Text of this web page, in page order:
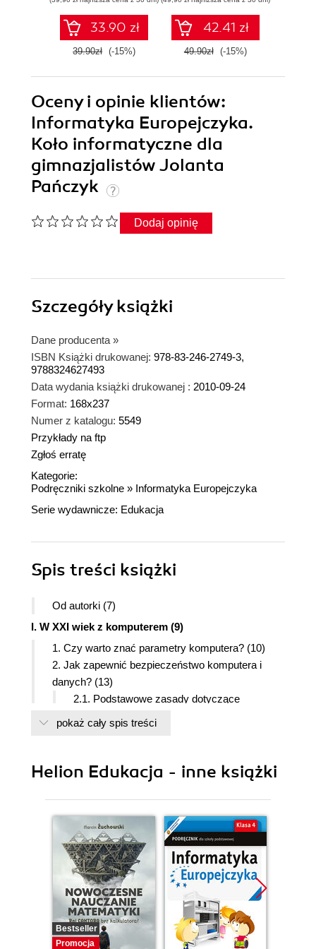
33.90 zł
39.90zł (-15%)
Podręcznik do
nauki zawodu
technik ekonomista
42.41 zł
49.90zł (-15%)
Oceny i opinie klientów:
Informatyka Europejczyka.
Koło informatyczne dla
gimnazjalistów Jolanta
Pańczyk
Dodaj opinię
Szczegółyksiążki
Dane producenta »
ISBN Książki drukowanej: 978-83-246-2749-3,
9788324627493
Data wydania książki drukowanej : 2010-09-24
Format: 168x237
Numer z katalogu: 5549
Przykłady na ftp
Zgłoś erratę
Kategorie:
Podręczniki szkolne » Informatyka Europejczyka
Serie wydawnicze: Edukacja
Spis treści książki
Od autorki (7)
I. W XXI wiek z komputerem (9)
1. Czy warto znać parametry komputera? (10)
2. Jak zapewnić bezpieczeństwo komputera i
danych? (13)
2.1. Podstawowe zasady dotyczące
bezpieczeństwa komputera (13)
2.1.1. Legalne oprogramowanie i
2.1.2. Zapora sieciowa (14)
2.1.3. Programy antywirusowe (14)
2.1.4. Ochrona przed złośliwym
oprogramowaniem (16)
2.1.5. Oprogramowanie antyspamowe
(16)
2.2. Stosowanie haseł (17)
2.3. Szyfrowanie danych (17)
2.4. Skuteczna ochrona danych
przechowywanych na komputerze (19)
II. Internet jako źródło wiedzy i rozrywki (23)
pokaż cały spis treści
Helion Edukacja - inne książki
Bestseller
Promocja